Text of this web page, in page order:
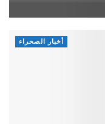
أخبار الصحراء